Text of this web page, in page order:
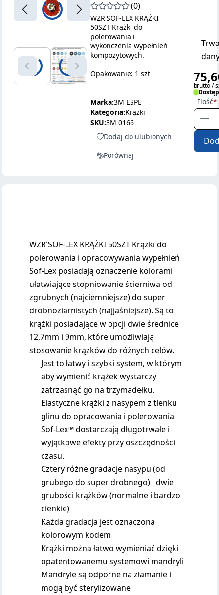
(0)
WZR'SOF-LEX KRĄŻKI
50SZT Krążki do
polerowania i
wykończenia wypełnień
kompozytowych.
Opakowanie: 1 szt
Marka:3M ESPE
Kategoria:Krążki
SKU:3M 0166
Dodaj do ulubionych
Porównaj
brutto /
Ilość
WZR'SOF-LEX KRĄŻKI 50SZT Krążki do
polerowania i opracowywania wypełnień
Sof-Lex posiadają oznaczenie kolorami
ułatwiające stopniowanie ścierniwa od
zgrubnych (najciemniejsze) do super
drobnoziarnistych (najjaśniejsze). Są to
krążki posiadające w opcji dwie średnice
12,7mm i 9mm, które umożliwiają
stosowanie krążków do różnych celów.
Jest to łatwy i szybki system, w którym
aby wymienić krążek wystarczy
zatrzasnąć go na trzymadełku.
Elastyczne krążki z nasypem z tlenku
glinu do opracowania i polerowania
Sof-Lex™ dostarczają długotrwałe i
wyjątkowe efekty przy oszczędności
czasu.
Cztery różne gradacje nasypu (od
grubego do super drobnego) i dwie
grubości krążków (normalne i bardzo
cienkie)
Każda gradacja jest oznaczona
kolorowym kodem
Krążki można łatwo wymieniać dzięki
opatentowanemu systemowi mandryli
Mandryle są odporne na złamanie i
mogą być sterylizowane